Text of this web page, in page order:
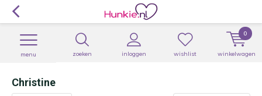
zoeken inloggen
menu wishlist winkelwagen
0
Christine